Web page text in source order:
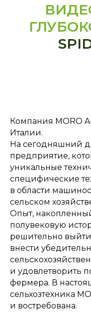
Компания MORO
Италии.
На сегодняшний
предприятие,
уникальные
специфические
в области
сельском
Опыт,
полувековую
решительно
внести
и удовлетворить
фермера. В
сельхозтехника
и востребована.